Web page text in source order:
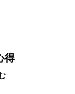
得